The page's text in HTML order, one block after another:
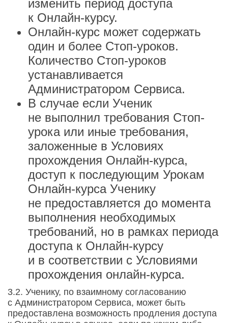
изменить период доступа
к Онлайн-курсу.
Онлайн-курс может содержать
один и более Стоп-уроков.
Количество Стоп-уроков
устанавливается
Администратором Сервиса.
В случае если Ученик
не выполнил требования Стоп-
урока или иные требования,
заложенные в Условиях
прохождения Онлайн-курса,
доступ к последующим Урокам
Онлайн-курса Ученику
не предоставляется до момента
выполнения необходимых
требований, но в рамках периода
доступа к Онлайн-курсу
и в соответствии с Условиями
прохождения онлайн-курса.
3.2. Ученику, по взаимному согласованию
с Администратором Сервиса, может быть
предоставлена возможность продления доступа